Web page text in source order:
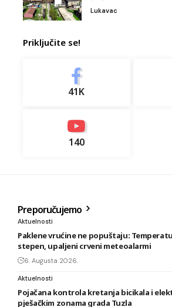
Lukavac
Priključite se!
41K
140
Preporučujemo
Aktuelnosti
Paklene vrućine ne popuštaju:
stepen, upaljeni crveni meteoalarmi
6. Augusta 2026.
Aktuelnosti
Pojačana kontrola kretanja bicikala i
pješačkim zonama grada Tuzla